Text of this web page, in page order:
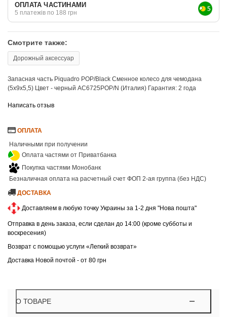
ОПЛАТА ЧАСТИНАМИ
5 платежів по 188 грн
Смотрите также:
Дорожный аксессуар
Запасная часть Piquadro POP/Black Сменное колесо для чемодана
(5x9x5,5) Цвет - черный AC6725POP/N (Италия) Гарантия: 2 года
Написать отзыв
ОПЛАТА
Наличными при получении
Оплата частями от Приватбанка
Покупка частями Монобанк
Безналичная оплата на расчетный счет ФОП 2-ая группа (без НДС)
ДОСТАВКА
Доставляем в любую точку Украины за 1-2 дня "Нова пошта"
Отправка в день заказа, если сделан до 14:00 (кроме субботы и
воскресения)
Возврат с помощью услуги «Легкий возврат»
Доставка Новой почтой - от 80 грн
О ТОВАРЕ